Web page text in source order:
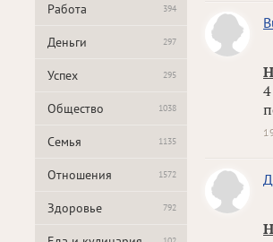
Работа 394
Деньги 297
Успех 295
Общество 1038
Семья 1135
Отношения 1572
Здоровье 792